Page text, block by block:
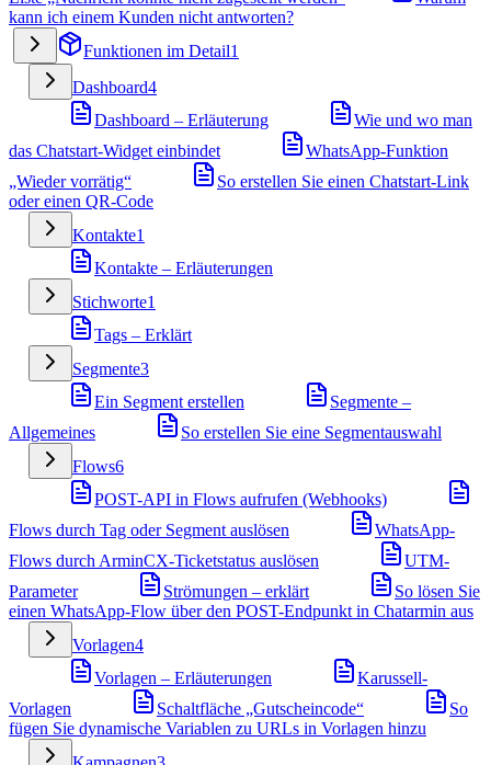
kann ich einem Kunden nicht antworten?
Funktionen im Detail1
Dashboard4
Dashboard – Erläuterung
Wie und wo man
das Chatstart-Widget einbindet
WhatsApp-Funktion
„Wieder vorrätig“
So erstellen Sie einen Chatstart-Link
oder einen QR-Code
Kontakte1
Kontakte – Erläuterungen
Stichworte1
Tags – Erklärt
Segmente3
Ein Segment erstellen
Segmente –
Allgemeines
So erstellen Sie eine Segmentauswahl
Flows6
POST-API in Flows aufrufen (Webhooks)
Flows durch Tag oder Segment auslösen
WhatsApp-
Flows durch ArminCX-Ticketstatus auslösen
UTM-
Parameter
Strömungen – erklärt
So lösen Sie
einen WhatsApp-Flow über den POST-Endpunkt in Chatarmin aus
Vorlagen4
Vorlagen – Erläuterungen
Karussell-
Vorlagen
Schaltfläche „Gutscheincode“
So
fügen Sie dynamische Variablen zu URLs in Vorlagen hinzu